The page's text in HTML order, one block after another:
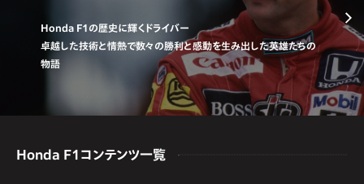
Honda F1の歴史に輝くドライバー
卓越した技術と情熱で数々の勝利と感動を生み出した英雄たちの
物語
Honda F1コンテンツ一覧